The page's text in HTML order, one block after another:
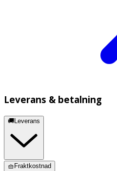
Leverans & betalning
🚚Leverans
🧺Fraktkostnad